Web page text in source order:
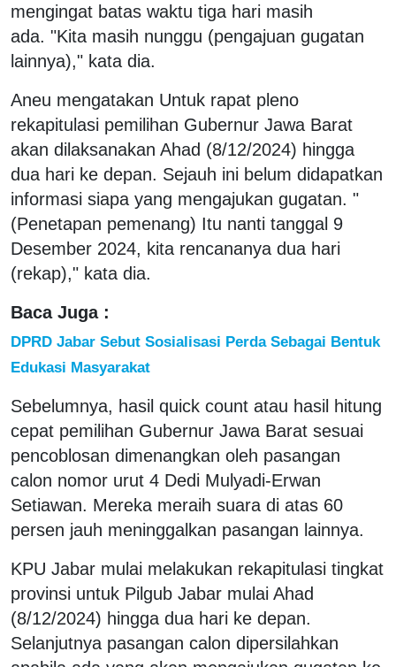
mengingat batas waktu tiga hari masih
ada. "Kita masih nunggu (pengajuan gugatan
lainnya)," kata dia.
Aneu mengatakan Untuk rapat pleno
rekapitulasi pemilihan Gubernur Jawa Barat
akan dilaksanakan Ahad (8/12/2024) hingga
dua hari ke depan. Sejauh ini belum didapatkan
informasi siapa yang mengajukan gugatan. "
(Penetapan pemenang) Itu nanti tanggal 9
Desember 2024, kita rencananya dua hari
(rekap)," kata dia.
Baca Juga :
DPRD Jabar Sebut Sosialisasi Perda Sebagai Bentuk
Edukasi Masyarakat
Sebelumnya, hasil quick count atau hasil hitung
cepat pemilihan Gubernur Jawa Barat sesuai
pencoblosan dimenangkan oleh pasangan
calon nomor urut 4 Dedi Mulyadi-Erwan
Setiawan. Mereka meraih suara di atas 60
persen jauh meninggalkan pasangan lainnya.
KPU Jabar mulai melakukan rekapitulasi tingkat
provinsi untuk Pilgub Jabar mulai Ahad
(8/12/2024) hingga dua hari ke depan.
Selanjutnya pasangan calon dipersilahkan